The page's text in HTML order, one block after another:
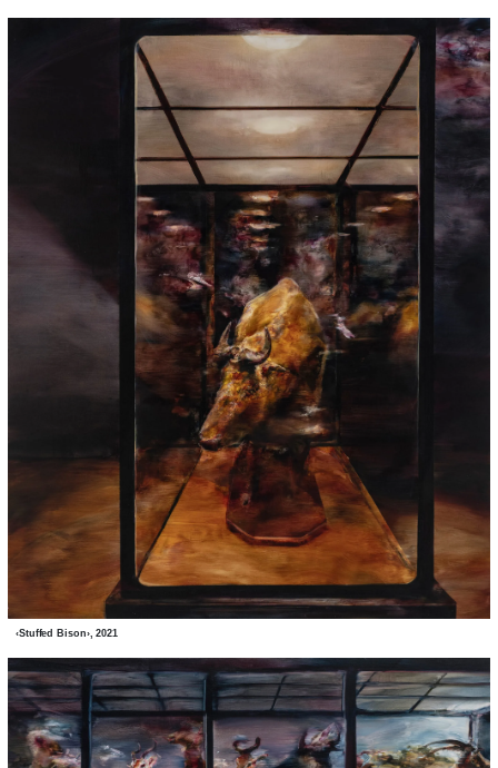
‹Stuffed Bison›, 2021